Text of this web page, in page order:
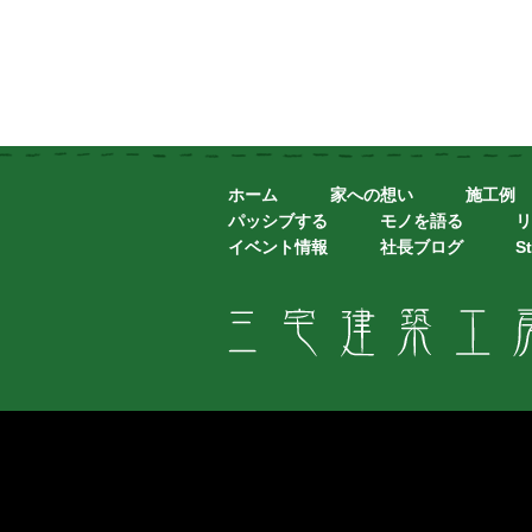
ホーム 家への想い 施工例
パッシブする
モノを語る
イベント情報
社長ブログ